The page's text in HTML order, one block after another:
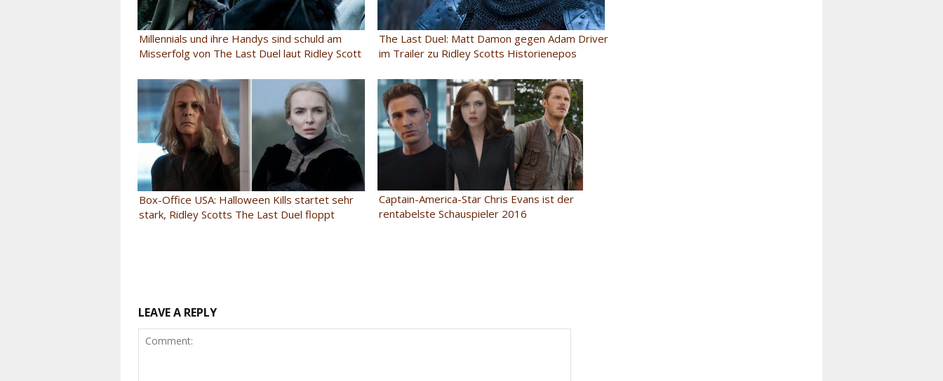
Millennials und ihre Handys sind schuld am
Misserfolg von The Last Duel laut Ridley Scott
The Last Duel: Matt Damon gegen Adam Driver
im Trailer zu Ridley Scotts Historienepos
Box-Office USA: Halloween Kills startet sehr
stark, Ridley Scotts The Last Duel floppt
Captain-America-Star Chris Evans ist der
rentabelste Schauspieler 2016
LEAVE A REPLY